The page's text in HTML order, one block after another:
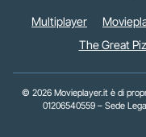
Multiplayer
The Great
© 2026 Movieplayer.it è di
01206540559 – Sede